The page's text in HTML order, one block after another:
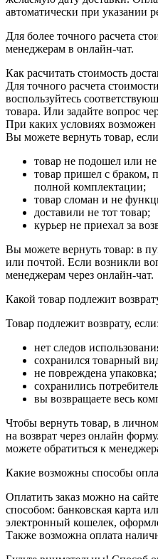
Предусмотрено несколько
компании, курьерская
Вы можете выбрать любой
желаемую дату доставки.
автоматически при указании
Для более точного расчета
менеджерам в онлайн-чат.
Как расчитать стоимость
воспользуйтесь
товара. Или задайте вопрос
При каких условиях возможен
Вы можете вернуть товар,
товар не подошел или не
полной комплектации;
товар сломан и не
доставили не тот товар;
курьер не приехал за
Вы можете вернуть товар: в
или почтой. Если возникли
менеджерам через онлайн-чат.
Какой товар подлежит
Товар подлежит возврату,
сохранился товарный
не повреждена упаковка;
сохранились
вы возвращаете весь
Чтобы вернуть товар, в
на возврат через онлайн
можете обратиться к
Какие возможны способы